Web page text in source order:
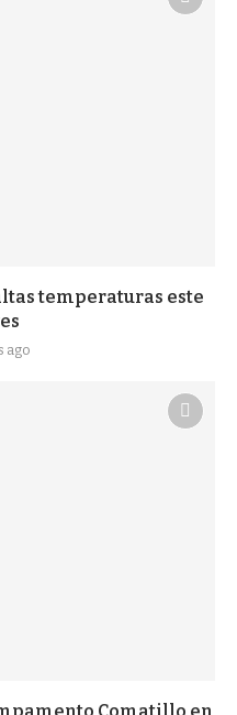
temperaturas este
ago